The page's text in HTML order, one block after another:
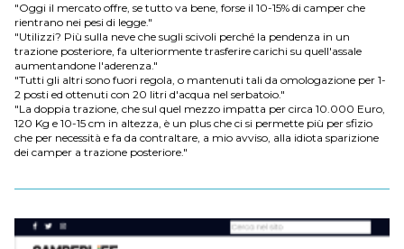
"Oggi il mercato offre, se tutto va bene, forse il 10-15% di camper che
rientrano nei pesi di legge."
"Utilizzi? Più sulla neve che sugli scivoli perché la pendenza in un
trazione posteriore, fa ulteriormente trasferire carichi su quell'assale
aumentandone l'aderenza."
"Tutti gli altri sono fuori regola, o mantenuti tali da omologazione per 1-
2 posti ed ottenuti con 20 litri d'acqua nel serbatoio."
"La doppia trazione, che sul quel mezzo impatta per circa 10.000 Euro,
120 Kg e 10-15 cm in altezza, è un plus che ci si permette più per sfizio
che per necessità e fa da contraltare, a mio avviso, alla idiota sparizione
dei camper a trazione posteriore."